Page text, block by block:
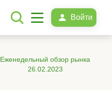
Войти
Еженедельный обзор рынка
26.02.2023